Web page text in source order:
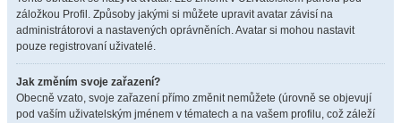
záložkou Profil. Způsoby jakými si můžete upravit avatar závisí na
administrátorovi a nastavených oprávněních. Avatar si mohou nastavit
pouze registrovaní uživatelé.
Jak změním svoje zařazení?
Obecně vzato, svoje zařazení přímo změnit nemůžete (úrovně se objevují
pod vaším uživatelským jménem v tématech a na vašem profilu, což záleží